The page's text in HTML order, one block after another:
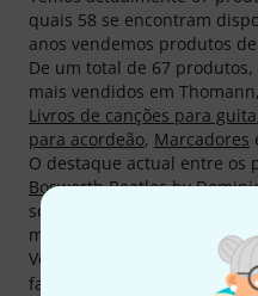
quais 58 se encontram
anos vendemos produtos
De um total de 67
mais vendidos em
Livros de canções para
para acordeão, Marcadores
O destaque actual entre os
Bosworth Beatles by
solicitado é
mais de 2.000.
Você pode encontrar mais
fabricante em
http://